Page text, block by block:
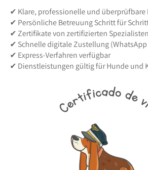
✔ Klare, professionelle und
✔ Persönliche Betreuung Schritt für
✔ Zertifikate von zertifizierten
✔ Schnelle digitale Zustellung
✔ Express-Verfahren verfügbar
✔ Dienstleistungen gültig für Hunde und